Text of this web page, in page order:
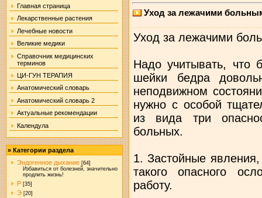
Главная страница
Лекарственные растения
Лечебные новости
Великие медики
Справочник медицинских
терминов
ЦИ-ГУН ТЕРАПИЯ
Анатомический словарь
Анатомический словарь 2
Актуальные рекомендации
Календула
» Категории раздела
Эндогенное дыхание [64]
Избавиться от болезней, значительно
продлить жизнь!
Р [35]
Э [20]
Уход за лежачими
Уход за лежачими
Надо учитывать, что
шейки бедра
неподвижном
нужно с особой
из вида три
больных.
1. Застойные явления,
такого опасного
работу.